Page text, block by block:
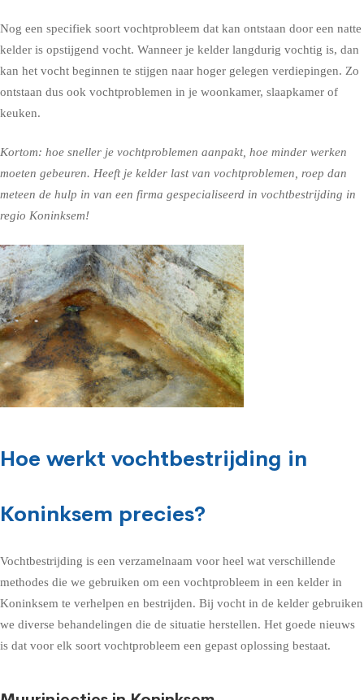
Nog een specifiek soort vochtprobleem dat kan ontstaan door een natte
kelder is opstijgend vocht. Wanneer je kelder langdurig vochtig is, dan
kan het vocht beginnen te stijgen naar hoger gelegen verdiepingen. Zo
ontstaan dus ook vochtproblemen in je woonkamer, slaapkamer of
keuken.
Kortom: hoe sneller je vochtproblemen aanpakt, hoe minder werken
moeten gebeuren. Heeft je kelder last van vochtproblemen, roep dan
meteen de hulp in van een firma gespecialiseerd in vochtbestrijding in
regio Koninksem!
Hoe werkt vochtbestrijding in
Koninksem precies?
Vochtbestrijding is een verzamelnaam voor heel wat verschillende
methodes die we gebruiken om een vochtprobleem in een kelder in
Koninksem te verhelpen en bestrijden. Bij vocht in de kelder gebruiken
we diverse behandelingen die de situatie herstellen. Het goede nieuws
is dat voor elk soort vochtprobleem een gepast oplossing bestaat.